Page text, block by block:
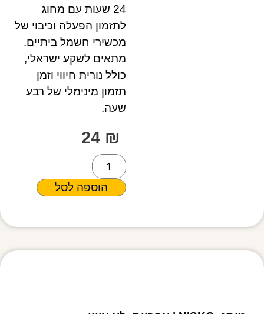
24 שעות עם מחוג
לתזמון הפעלה וכיבוי של
מכשירי חשמל ביתיים.
מתאים לשקע ישראלי,
כולל נורית חיווי וזמן
תזמון מינימלי של רבע
שעה.
24 ₪
הוספה לסל